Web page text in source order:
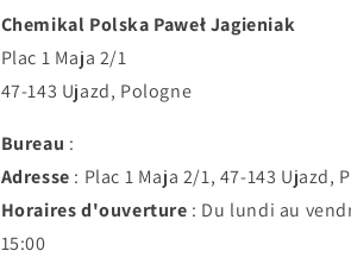
Chemikal Polska Paweł Jagieniak
Plac 1 Maja 2/1
47-143 Ujazd, Pologne
Bureau :
Adresse : Plac 1 Maja 2/1, 47-143 Ujazd,
Horaires d'ouverture : Du lundi au
15:00